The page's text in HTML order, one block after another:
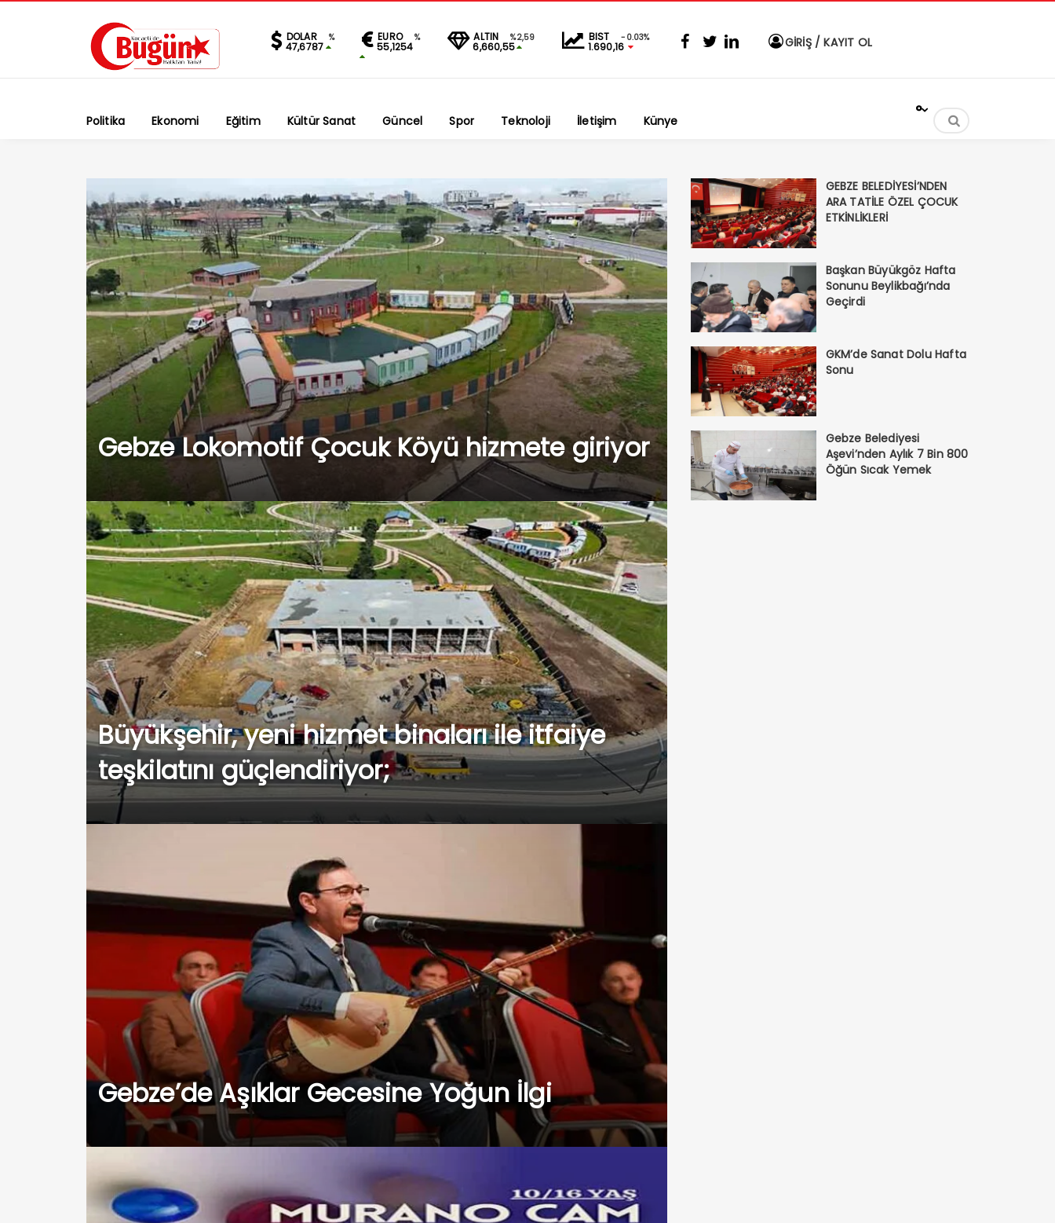
DOLAR %
47,6787
EURO %
55,1254
ALTIN %2,59
6,660,55
BIST -0.03%
1.690,16 GİRİŞ / KAYIT OL
Politika Ekonomi Eğitim Kültür Sanat Güncel Spor Teknoloji İletişim Künye
°
Gebze Lokomotif Çocuk Köyü hizmete giriyor
Büyükşehir, yeni hizmet binaları ile itfaiye
teşkilatını güçlendiriyor;
Gebze’de Aşıklar Gecesine Yoğun İlgi
GEBZE BELEDİYESİ’NDEN
ARA TATİLE ÖZEL ÇOCUK
ETKİNLİKLERİ
Başkan Büyükgöz Hafta
Sonunu Beylikbağı’nda
Geçirdi
GKM’de Sanat Dolu Hafta
Sonu
Gebze Belediyesi
Aşevi’nden Aylık 7 Bin 800
Öğün Sıcak Yemek